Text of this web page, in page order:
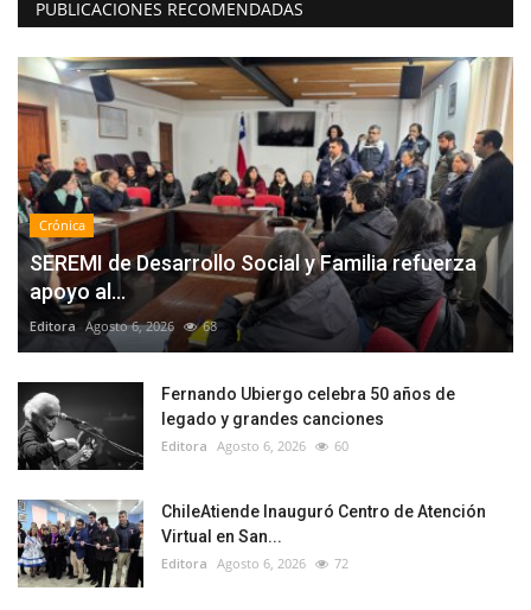
PUBLICACIONES RECOMENDADAS
Crónica
SEREMI de Desarrollo Social y Familia refuerza
apoyo al...
Editora Agosto 6, 2026 68
Fernando Ubiergo celebra 50 años de
legado y grandes canciones
Editora Agosto 6, 2026 60
ChileAtiende Inauguró Centro de Atención
Virtual en San...
Editora Agosto 6, 2026 72